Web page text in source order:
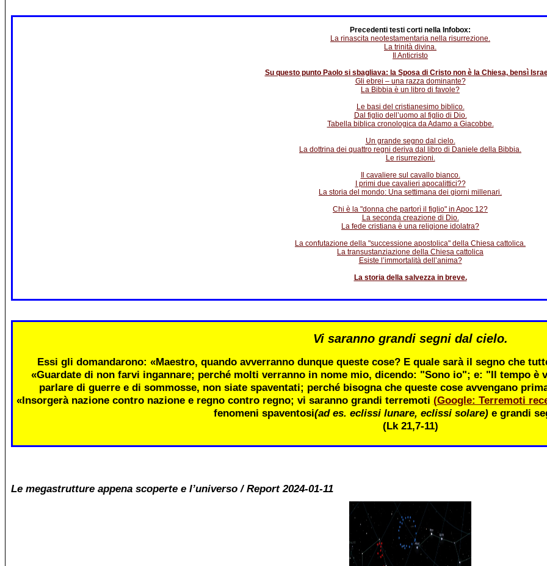
Precedenti testi corti nella Infobox:
La rinascita neotestamentaria nella risurrezione.
La trinità divina.
Il Anticristo
Su questo punto Paolo si sbagliava: la Sposa di Cristo non è la Chiesa, bensì
Gli ebrei – una razza dominante?
La Bibbia è un libro di favole?
Le basi del cristianesimo biblico.
Dal figlio dell’uomo al figlio di Dio.
Tabella biblica cronologica da Adamo a Giacobbe.
Un grande segno dal cielo.
La dottrina dei quattro regni deriva dal libro di Daniele della Bibbia.
Le risurrezioni.
Il cavaliere sul cavallo bianco.
I primi due cavalieri apocalittici??
La storia del mondo: Una settimana dei giorni millenari.
Chi è la "donna che partorì il figlio" in Apoc 12?
La seconda creazione di Dio.
La fede cristiana è una religione idolatra?
La confutazione della "successione apostolica" della Chiesa cattolica.
La transustanziazione della Chiesa cattolica
Esiste l’immortalità dell’anima?
La storia della salvezza in breve.
Vi saranno grandi segni dal cielo.
Essi gli domandarono: «Maestro, quando avverranno dunque queste cose? E quale sarà il segno che
«Guardate di non farvi ingannare; perché molti verranno in nome mio, dicendo: "Sono io"; e: "Il tempo è
parlare di guerre e di sommosse, non siate spaventati; perché bisogna che queste cose avvengano
«Insorgerà nazione contro nazione e regno contro regno; vi saranno grandi terremoti (Google: Terremoti
fenomeni spaventosi(ad es. eclissi lunare, eclissi solare) e grandi
(Lk 21,7-11)
Le megastrutture appena scoperte e l’universo / Report 2024-01-11